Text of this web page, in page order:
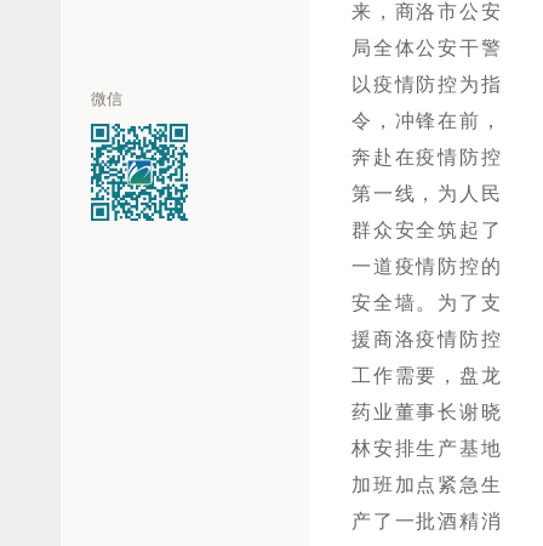
微信
来，商洛市公安
局全体公安干警
以疫情防控为指
令，冲锋在前，
奔赴在疫情防控
第一线，为人民
群众安全筑起了
一道疫情防控的
安全墙。为了支
援商洛疫情防控
工作需要，盘龙
药业董事长谢晓
林安排生产基地
加班加点紧急生
产了一批酒精消